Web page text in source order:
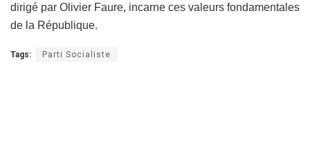
dirigé par Olivier Faure, incarne ces valeurs fondamentales
de la République.
Tags: Parti Socialiste